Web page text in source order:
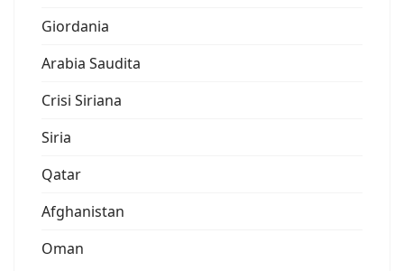
Giordania
Arabia Saudita
Crisi Siriana
Siria
Qatar
Afghanistan
Oman